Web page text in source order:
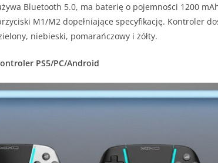
Bluetooth 5.0, ma baterię o pojemności 1200
M1/M2 dopełniające specyfikację. Kontroler
niebieski, pomarańczowy i żółty.
PS5/PC/Android